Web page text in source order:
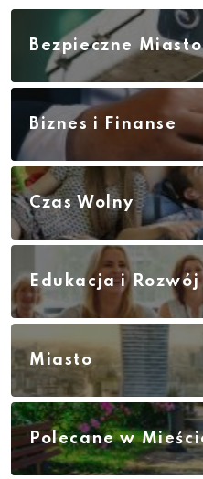
Bezpieczne Miasto
Biznes i Finanse
Czas Wolny
Edukacja i Rozwój
Miasto
Polecane w